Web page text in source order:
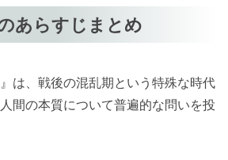
あらすじまとめ
は、戦後の混乱期という特殊な時代
間の本質について普遍的な問いを投